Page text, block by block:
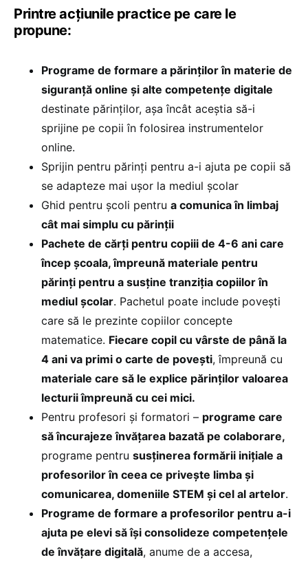
Printre acțiunile practice pe care le
propune:
Programe de formare a părinților în materie de
siguranță online și alte competențe digitale
destinate părinților, așa încât aceștia să-i
sprijine pe copii în folosirea instrumentelor
online.
Sprijin pentru părinți pentru a-i ajuta pe copii să
se adapteze mai ușor la mediul școlar
Ghid pentru școli pentru a comunica în limbaj
cât mai simplu cu părinții
Pachete de cărți pentru copiii de 4-6 ani care
încep școala, împreună materiale pentru
părinți pentru a susține tranziția copiilor în
mediul școlar. Pachetul poate include povești
care să le prezinte copiilor concepte
matematice. Fiecare copil cu vârste de până la
4 ani va primi o carte de povești, împreună cu
materiale care să le explice părinților valoarea
lecturii împreună cu cei mici.
Pentru profesori și formatori – programe care
să încurajeze învățarea bazată pe colaborare,
programe pentru susținerea formării inițiale a
profesorilor în ceea ce privește limba și
comunicarea, domeniile STEM și cel al artelor.
Programe de formare a profesorilor pentru a-i
ajuta pe elevi să își consolideze competențele
de învățare digitală, anume de a accesa,